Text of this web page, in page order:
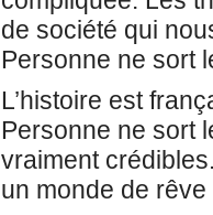
de société qui
Personne ne sort
L’histoire est
Personne ne sort
vraiment
un monde de